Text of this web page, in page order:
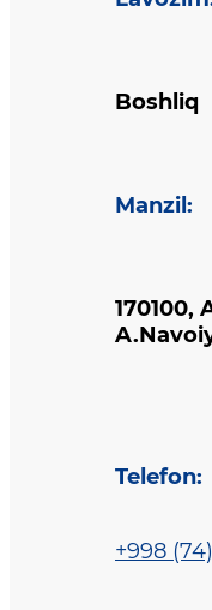
Boshliq
Manzil :
170100,
Telefon:
+998